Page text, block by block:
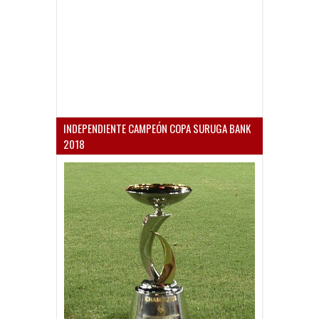
INDEPENDIENTE CAMPEÓN COPA SURUGA BANK
2018